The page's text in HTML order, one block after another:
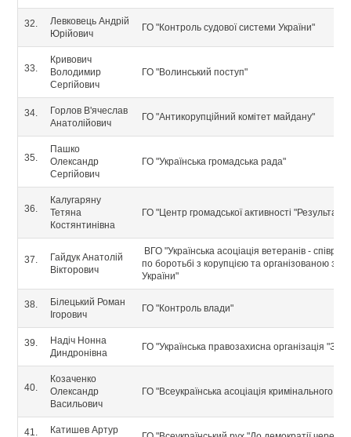
32.
Левковець Андрій
Юрійович
ГО "Контроль судової системи України"
33.
Кривович
Володимир
Сергійович
ГО "Волинський поступ"
34.
Горлов В'ячеслав
Анатолійович
ГО "Антикорупційний комітет майдану"
35.
Пашко
Олександр
Сергійович
ГО "Українська громадська рада"
36.
Калугаряну
Тетяна
Костянтинівна
ГО "Центр громадської активності "Результат"
37.
Гайдук Анатолій
Вікторович
ВГО "Українська асоціація ветеранів -
по боротьбі з корупцією та організованою
України"
38.
Білецький Роман
Ігорович
ГО "Контроль влади"
39.
Надіч Нонна
Диндронівна
ГО "Українська правозахисна організація
40.
Козаченко
Олександр
Васильович
ГО "Всеукраїнська асоціація кримінального
41.
Катишев Артур